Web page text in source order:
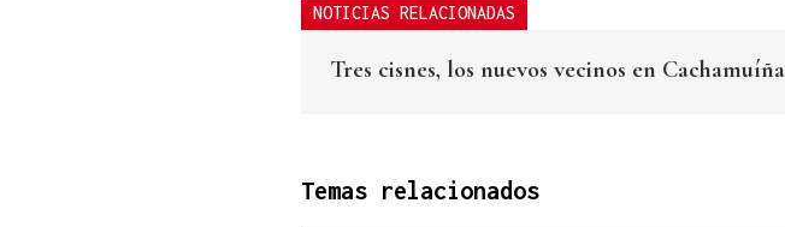
NOTICIAS RELACIONADAS
Tres cisnes, los nuevos vecinos en Cachamuíña
Temas relacionados